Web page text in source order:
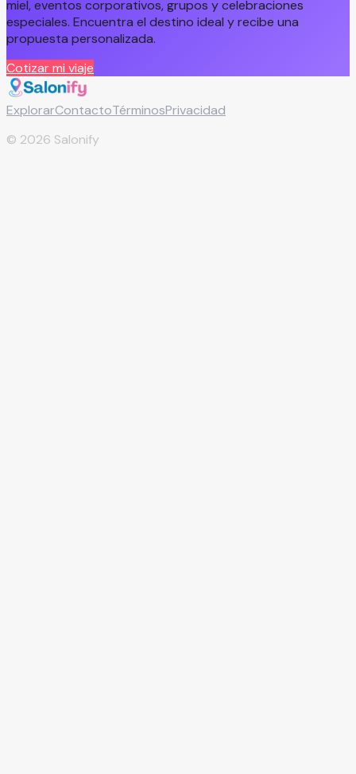
miel, eventos corporativos, grupos y celebraciones
especiales. Encuentra el destino ideal y recibe una
propuesta personalizada.
Cotizar mi viaje
ExplorarContactoTérminosPrivacidad
© 2026 Salonify